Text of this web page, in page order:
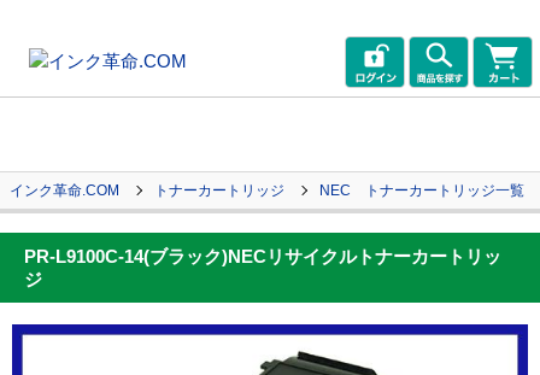
インク革命.COM トナーカートリッジ NEC トナーカートリッジ一覧
PR-L9100C-14(ブラック)NECリサイクルトナーカートリッ
ジ